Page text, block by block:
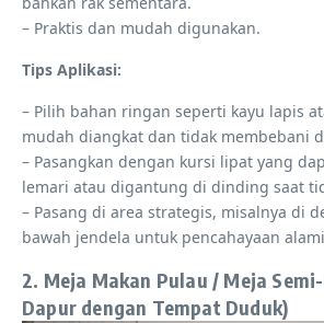
– Praktis dan mudah digunakan.
Tips Aplikasi:
– Pilih bahan ringan seperti kayu lapis
mudah diangkat dan tidak membebani
– Pasangkan dengan kursi lipat yang
lemari atau digantung di dinding saat
– Pasang di area strategis, misalnya di
bawah jendela untuk pencahayaan
2. Meja Makan Pulau / Meja
Dapur dengan Tempat Duduk)